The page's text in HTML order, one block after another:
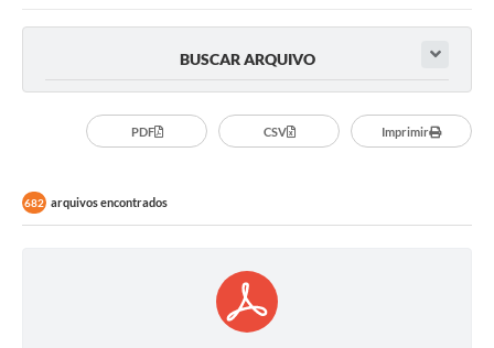
BUSCAR ARQUIVO
PDF CSV Imprimir
682 arquivos encontrados